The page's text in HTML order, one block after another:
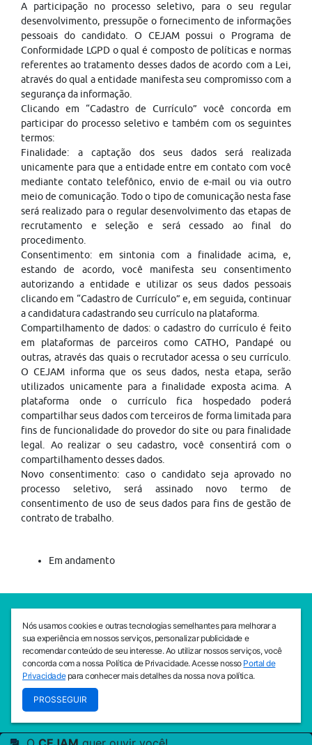
A participação no processo seletivo, para o seu regular
desenvolvimento, pressupõe o fornecimento de informações
pessoais do candidato. O CEJAM possui o Programa de
Conformidade LGPD o qual é composto de políticas e normas
referentes ao tratamento desses dados de acordo com a Lei,
através do qual a entidade manifesta seu compromisso com a
segurança da informação.
Clicando em “Cadastro de Currículo” você concorda em
participar do processo seletivo e também com os seguintes
termos:
Finalidade: a captação dos seus dados será realizada
unicamente para que a entidade entre em contato com você
mediante contato telefônico, envio de e-mail ou via outro
meio de comunicação. Todo o tipo de comunicação nesta fase
será realizado para o regular desenvolvimento das etapas de
recrutamento e seleção e será cessado ao final do
procedimento.
Consentimento: em sintonia com a finalidade acima, e,
estando de acordo, você manifesta seu consentimento
autorizando a entidade e utilizar os seus dados pessoais
clicando em “Cadastro de Currículo” e, em seguida, continuar
a candidatura cadastrando seu currículo na plataforma.
Compartilhamento de dados: o cadastro do currículo é feito
em plataformas de parceiros como CATHO, Pandapé ou
outras, através das quais o recrutador acessa o seu currículo.
O CEJAM informa que os seus dados, nesta etapa, serão
utilizados unicamente para a finalidade exposta acima. A
plataforma onde o currículo fica hospedado poderá
compartilhar seus dados com terceiros de forma limitada para
fins de funcionalidade do provedor do site ou para finalidade
legal. Ao realizar o seu cadastro, você consentirá com o
compartilhamento desses dados.
Novo consentimento: caso o candidato seja aprovado no
processo seletivo, será assinado novo termo de
consentimento de uso de seus dados para fins de gestão de
contrato de trabalho.
Em andamento
SEDE CEJAM
Av. da Liberdade, 765, Liberdade, São Paulo, 01503-001
(11) 3469 - 1818
INSTITUTO CEJAM
Av. da Liberdade, 765, Liberdade, São Paulo, 01503-001
Nós usamos cookies e outras tecnologias semelhantes para melhorar a
sua experiência em nossos serviços, personalizar publicidade e
recomendar conteúdo de seu interesse. Ao utilizar nossos serviços, você
concorda com a nossa Política de Privacidade. Acesse nosso Portal de
Privacidadepara conhecer mais detalhes da nossa nova política.
PROSSEGUIR